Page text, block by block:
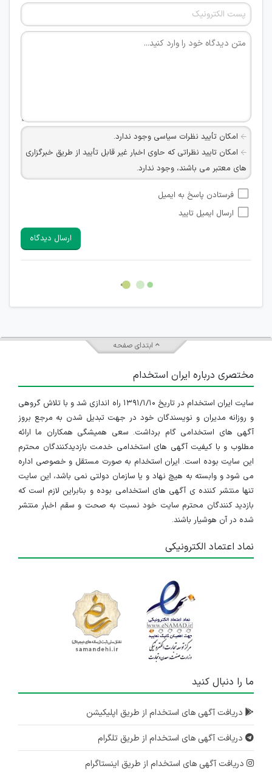
امکان تأیید نظرات سیاسی وجود ندارد.
امکان تایید نظراتی که حاوی اخبار غیر قابل تأیید از طریق خبرگزاری
های معتبر می باشند، وجود ندارد.
شبکه های مجازی ارتباطی می باشند وجود ندارد.
امکان تأیید نظرات کاربرانی که به هر طریقی قصد مأیوس کردن
هرگونه تحریک، تحقیر و کنایه به سایر افراد (مسئول و غیر مسئول)
غیر مجاز می باشد.
امکان هماهنگی برای هرگونه ملاقات حضوری چه به صورت دسته
فرستادن پاسخ به ایمیل
ارسال ایمیل تایید
ارسال دیدگاه
ابتدای صفحه
مختصری درباره ایران استخدام
سایت ایران استخدام در تاریخ ۱۳۹۱/۱/۱۰ راه اندازی شد و با تلاش گروهی
و روزانه مدیران و نویسندگان خود در جهت تبدیل شدن به مرجع بروز
آگهی های استخدامی گام برداشت. سعی همیشگی همکاران ما ارائه
مطلوب و با کیفیت آگهی های استخدامی خدمت بازدیدکنندگان محترم
این سایت بوده است. ایران استخدام به صورت مستقل و خصوصی اداره
می شود و وابسته به هیچ نهاد و یا سازمان دولتی نمی باشد، این سایت
تنها منتشر کننده ی آگهی های استخدامی بوده و بنابراین لازم است که
بازدید کنندگان محترم سایت خود نسبت به صحت و سقم اخبار منتشر
شده در آن هوشیار باشند.
نماد اعتماد الکترونیکی
ما را دنبال کنید
دریافت آگهی های استخدام از طریق اپلیکیشن
دریافت آگهی های استخدام از طریق تلگرام
دریافت آگهی های استخدام از طریق اینستاگرام